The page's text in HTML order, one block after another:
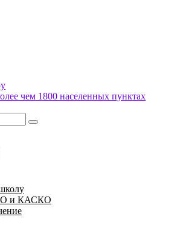
чем 1800 населенных пунктах
и КАСКО